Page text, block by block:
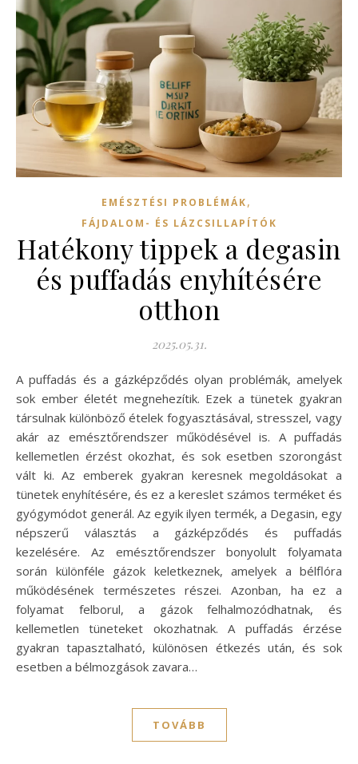
EMÉSZTÉSI PROBLÉMÁK,
FÁJDALOM- ÉS LÁZCSILLAPÍTÓK
Hatékony tippek a degasin
és puffadás enyhítésére
otthon
2025.05.31.
A puffadás és a gázképződés olyan problémák, amelyek
sok ember életét megnehezítik. Ezek a tünetek gyakran
társulnak különböző ételek fogyasztásával, stresszel, vagy
akár az emésztőrendszer működésével is. A puffadás
kellemetlen érzést okozhat, és sok esetben szorongást
vált ki. Az emberek gyakran keresnek megoldásokat a
tünetek enyhítésére, és ez a kereslet számos terméket és
gyógymódot generál. Az egyik ilyen termék, a Degasin, egy
népszerű választás a gázképződés és puffadás
kezelésére. Az emésztőrendszer bonyolult folyamata
során különféle gázok keletkeznek, amelyek a bélflóra
működésének természetes részei. Azonban, ha ez a
folyamat felborul, a gázok felhalmozódhatnak, és
kellemetlen tüneteket okozhatnak. A puffadás érzése
gyakran tapasztalható, különösen étkezés után, és sok
esetben a bélmozgások zavara…
TOVÁBB